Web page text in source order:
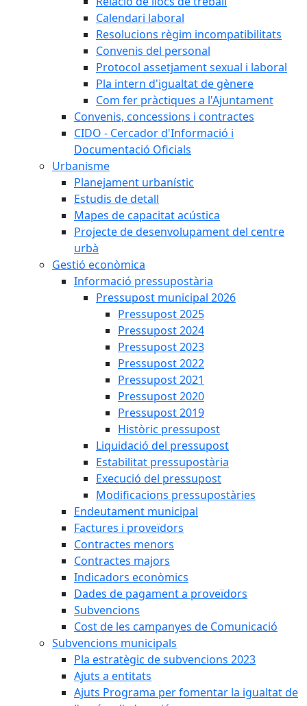
Calendari laboral
Resolucions règim incompatibilitats
Convenis del personal
Protocol assetjament sexual i laboral
Pla intern d'igualtat de gènere
Com fer pràctiques a l'Ajuntament
Convenis, concessions i contractes
CIDO - Cercador d'Informació i
Documentació Oficials
Urbanisme
Planejament urbanístic
Estudis de detall
Mapes de capacitat acústica
Projecte de desenvolupament del centre
urbà
Gestió econòmica
Informació pressupostària
Pressupost municipal 2026
Pressupost 2025
Pressupost 2024
Pressupost 2023
Pressupost 2022
Pressupost 2021
Pressupost 2020
Pressupost 2019
Històric pressupost
Liquidació del pressupost
Estabilitat pressupostària
Execució del pressupost
Modificacions pressupostàries
Endeutament municipal
Factures i proveïdors
Contractes menors
Contractes majors
Indicadors econòmics
Dades de pagament a proveïdors
Subvencions
Cost de les campanyes de Comunicació
Subvencions municipals
Pla estratègic de subvencions 2023
Ajuts a entitats
Ajuts Programa per fomentar la igualtat de